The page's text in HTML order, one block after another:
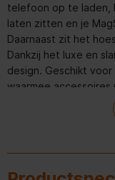
telefoon op te laden,
laten zitten en je
Daarnaast zit het
Dankzij het luxe en
design. Geschikt
waarmee
worden. Dit product
Dat betekent dat